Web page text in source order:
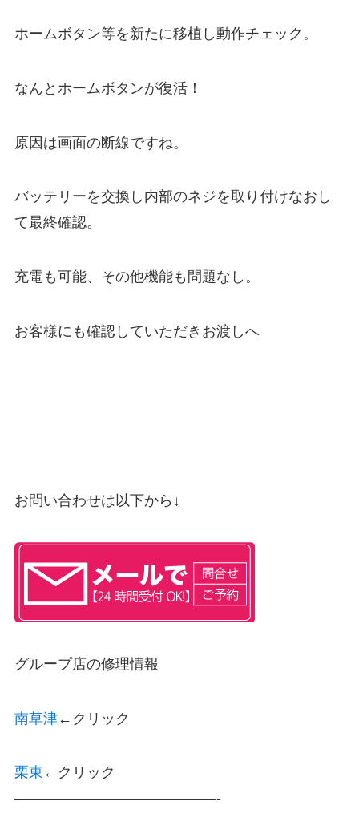
ホームボタン等を新たに移植し動作チェック。
なんとホームボタンが復活！
原因は画面の断線ですね。
バッテリーを交換し内部のネジを取り付けなおし
て最終確認。
充電も可能、その他機能も問題なし。
お客様にも確認していただきお渡しへ
お問い合わせは以下から↓
グループ店の修理情報
南草津←クリック
栗東 ←クリック
——————————————-